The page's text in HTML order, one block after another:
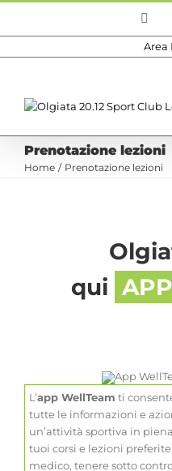
Area
Prenotazione lezioni
Home Prenotazione lezioni
qui APP
L’app WellTeam ti
tutte le informazioni e
un’attività sportiva in
tuoi corsi e lezioni
medico, tenere sotto